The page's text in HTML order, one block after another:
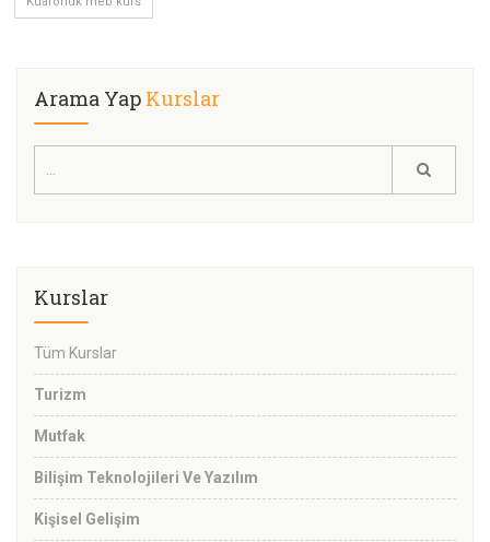
Arama Yap Kurslar
Kurslar
Tüm Kurslar
Turizm
Mutfak
Bilişim Teknolojileri Ve Yazılım
Kişisel Gelişim